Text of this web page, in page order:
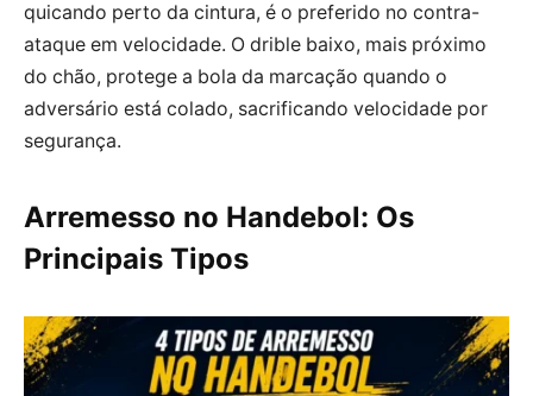
quicando perto da cintura, é o preferido no contra-
ataque em velocidade. O drible baixo, mais próximo
do chão, protege a bola da marcação quando o
adversário está colado, sacrificando velocidade por
segurança.
Arremesso no Handebol: Os
Principais Tipos